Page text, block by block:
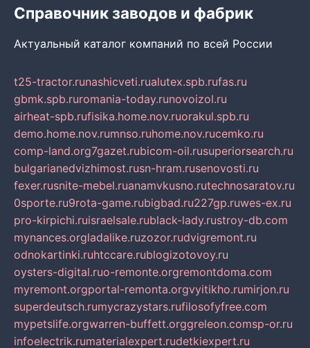
Справочник заводов и фабрик
Актуальный каталог компаний по всей России
t25-tractor.runashicveti.rualutex.spb.rufas.ru
gbmk.spb.ruromania-today.runovoizol.ru
airheat-spb.rufisika.home.nov.ruorakul.spb.ru
demo.home.nov.rumnso.ruhome.nov.rucemko.ru
comp-land.org7gazet.rubicom-oil.rusuperiorsearch.ru
bulgarianedvizhimost.rusn-hram.rusenovosti.ru
fexer.rusnite-mebel.ruanamvkusno.rutechnosaratov.ru
0sporte.ru9rota-game.rubigbad.ru227gp.ruwes-ex.ru
pro-kirpichi.ruisraelsale.rublack-lady.rustroy-db.com
mynances.orgladalike.ruzozor.rudvigremont.ru
odnokartinki.ruhtccare.rublogizotovoy.ru
oysters-digital.ruo-remonte.orgremontdoma.com
myremont.orgportal-remonta.orgvyitikho.rumirjon.ru
superdeutsch.rumycrazystars.rufilosofyfree.com
mypetslife.orgwarren-buffett.orggreleon.comsp-or.ru
infoelectrik.rumaterialexpert.rudetkiexpert.ru